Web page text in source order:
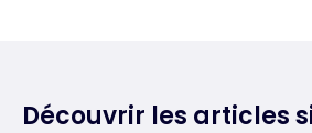
Découvrir les articles